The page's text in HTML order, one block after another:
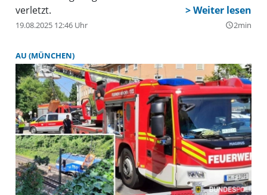
verletzt.
19.08.2025 12:46 Uhr query_builder2min
AU (MÜNCHEN)